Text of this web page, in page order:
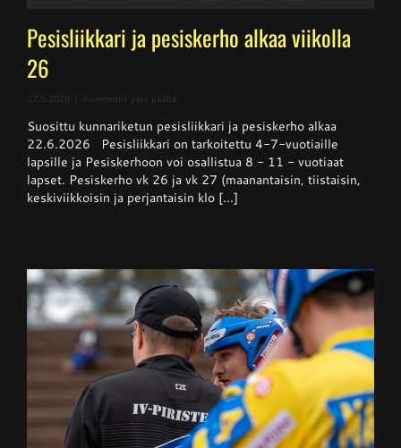
Pesisliikkari ja pesiskerho alkaa viikolla
26
27.5.2026 Kommentit pois päältä
ja
pesiskerho
alkaa
viikolla
26
Suosittu kunnariketun pesisliikkari ja pesiskerho alkaa
22.6.2026 Pesisliikkari on tarkoitettu 4-7-vuotiaille
lapsille ja Pesiskerhoon voi osallistua 8 - 11 - vuotiaat
lapset. Pesiskerho vk 26 ja vk 27 (maanantaisin, tiistaisin,
keskiviikkoisin ja perjantaisin klo [...]